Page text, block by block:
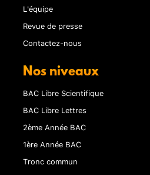
L'équipe
Revue de presse
Contactez-nous
Nos niveaux
BAC Libre Scientifique
BAC Libre Lettres
2ème Année BAC
1ère Année BAC
Tronc commun